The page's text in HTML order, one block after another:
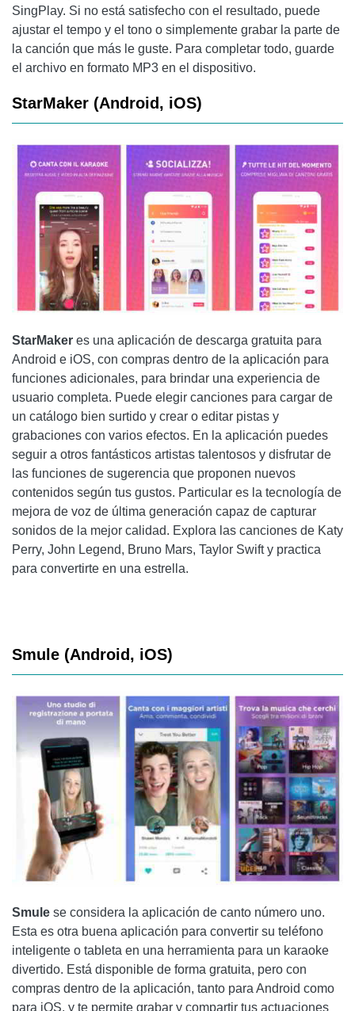
SingPlay. Si no está satisfecho con el resultado, puede
ajustar el tempo y el tono o simplemente grabar la parte de
la canción que más le guste. Para completar todo, guarde
el archivo en formato MP3 en el dispositivo.
StarMaker (Android, iOS)
StarMaker es una aplicación de descarga gratuita para
Android e iOS, con compras dentro de la aplicación para
funciones adicionales, para brindar una experiencia de
usuario completa. Puede elegir canciones para cargar de
un catálogo bien surtido y crear o editar pistas y
grabaciones con varios efectos. En la aplicación puedes
seguir a otros fantásticos artistas talentosos y disfrutar de
las funciones de sugerencia que proponen nuevos
contenidos según tus gustos. Particular es la tecnología de
mejora de voz de última generación capaz de capturar
sonidos de la mejor calidad. Explora las canciones de Katy
Perry, John Legend, Bruno Mars, Taylor Swift y practica
para convertirte en una estrella.
Smule (Android, iOS)
Smule se considera la aplicación de canto número uno.
Esta es otra buena aplicación para convertir su teléfono
inteligente o tableta en una herramienta para un karaoke
divertido. Está disponible de forma gratuita, pero con
compras dentro de la aplicación, tanto para Android como
para iOS, y te permite grabar y compartir tus actuaciones